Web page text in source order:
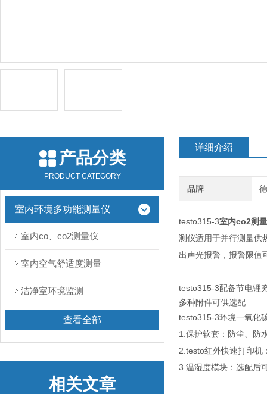
产品分类
PRODUCT CATEGORY
室内环境多功能测量仪
室内co、co2测量仪
室内空气舒适度测量
洁净室环境监测
查看全部
相关文章
详细介绍
品牌
testo315-3室内co2测
测仪适用于并行测量供
出声光报警，报警限值
testo315-3配备节电锂
多种附件可供选配
testo315-3环境一氧化
1.保护软套：防尘、防
2.testo红外快速打印机
3.温湿度模块：选配后